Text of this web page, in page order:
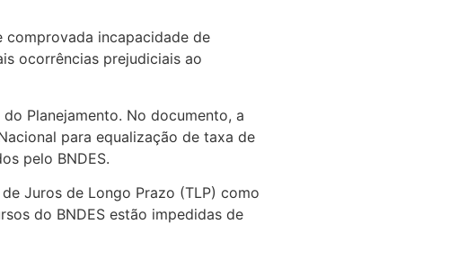
comprovada incapacidade de
ocorrências prejudiciais ao
Planejamento. No documento, a
para equalização de taxa de
pelo BNDES.
Juros de Longo Prazo (TLP) como
do BNDES estão impedidas de